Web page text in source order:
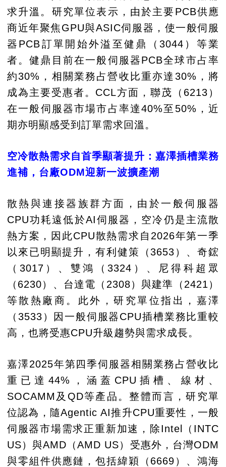
求升溫。研究單位表示，由於主要PCB供應
商近年聚焦GPU與ASIC伺服器，使一般伺服
器PCB訂單開始外溢至健鼎（3044）等業
者。健鼎目前在一般伺服器PCB全球市占率
約30%，相關業務占營收比重亦達30%，將
成為主要受惠者。CCL方面，聯茂（6213）
在一般伺服器市場市占率達40%至50%，近
期亦明顯感受到訂單需求回溫。
空冷散熱需求自首季顯著提升：嘉澤插槽業務
進補，台廠ODM迎新一波擴產潮
散熱與連接器族群方面，由於一般伺服器
CPU功耗遠低於AI伺服器，空冷仍是主流散
熱方案，因此CPU散熱需求自2026年第一季
以來已明顯提升，有利健策（3653）、奇鋐
（3017）、雙鴻（3324）、尼得科超眾
（6230）、台達電（2308）與建準（2421）
等散熱廠商。此外，研究單位指出，嘉澤
（3533）因一般伺服器CPU插槽業務比重較
高，也將受惠CPU升級趨勢與需求成長。
嘉澤2025年第四季伺服器相關業務占營收比
重已達44%，涵蓋CPU插槽、線材、
SOCAMM及QD等產品。整體而言，研究單
位認為，隨Agentic AI推升CPU重要性，一般
伺服器市場需求正重新加速，除Intel（INTC
US）與AMD（AMD US）受惠外，台灣ODM
與零組件供應鏈，包括緯穎（6669）、鴻海